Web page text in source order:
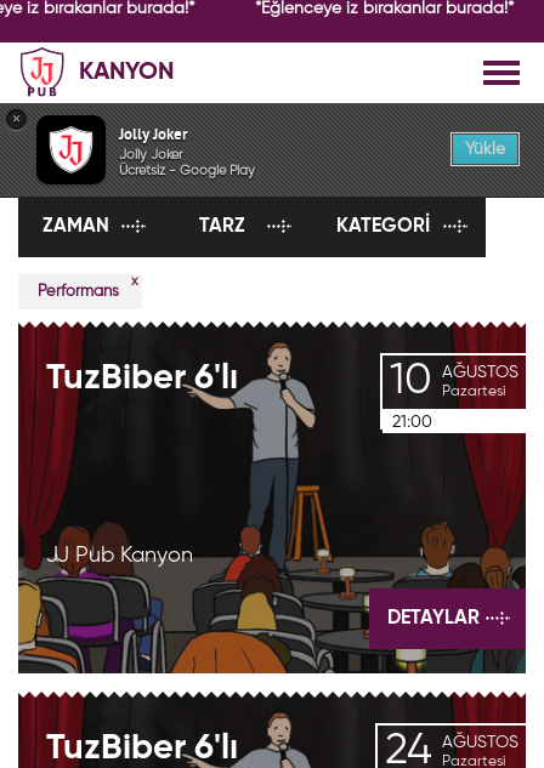
iz bırakanlar burada!* *Eğlenceye iz bırakanlar burada!*
KANYON
ETKİNLİKLER
ZAMAN TARZ KATEGORI
Performans
x
TuzBiber6'lı
JJ Pub Kanyon
10 AĞUSTOS
Pazartesi
21:00
DETAYLAR
TuzBiber6'lı 24 AĞUSTOS
Pazartesi
×
Jolly Joker
Jolly Joker
Ücretsiz - Google Play
Yükle